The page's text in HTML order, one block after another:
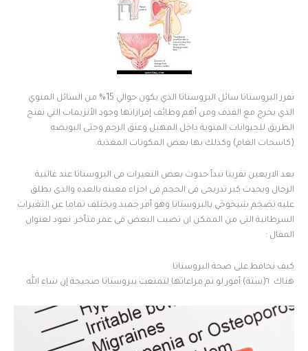
تفرز البروستاتا سائل البروستاتا الذي يكون حوالي 15% من السائل المنوي
الذي يخرج مع القذف ومن أهم وظائف إفرازاتها وجود الأنزيمات التي تفتح
الطريق للحيوانات المنوية داخل المهبل وعنق الرحم وحتى البويضه
(كاسحات الغام) وكذلك بها بعض المكونات المغذية.
بعد الاربعين تقريبا تبدأ حدوث بعض التغيرات فى البروستاتا عند غالبية
الرجال ويحدث كبر تدريجى فى الحجم فى اجزاء معينه بالغده والذى يطلق
عليه تضخم شيخوخي بالبروستاتا وهو أمر حميد ويختلف تماما عن التغيرات
السرطانية التى من الممكن ان تصيب البعض فى عمر متأخر. نعود لعنوان
المقال :
كيف نحافظ على صحة البروستاتا
هناك ٦(ستة) أمور لو تم مراعاتها لتمتعت ببروستاتا صحيحة إن شاء الله: